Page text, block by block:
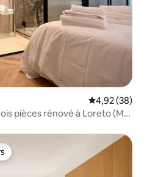
Évaluation
4,92 (38)
pièces rénové à Loreto (M1-
plus appréciés